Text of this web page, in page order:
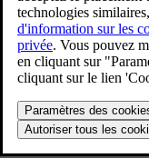
Le site web de Volvo
soutien à la clientèle.
La section d'assistance
coordonnées, des
concessionnaire Volvo
téléphone ou par chat.